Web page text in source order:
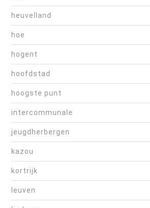
heuvelland
hoe
hogent
hoofdstad
hoogste punt
intercommunale
jeugdherbergen
kazou
kortrijk
leuven